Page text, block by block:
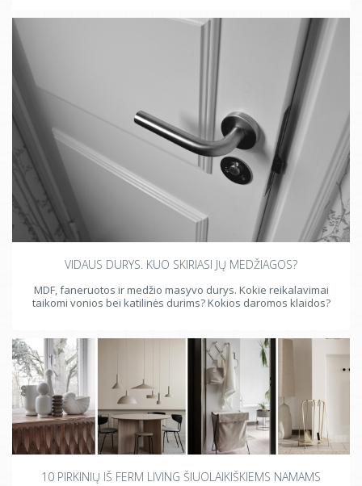
VIDAUS DURYS. KUO SKIRIASI JŲ MEDŽIAGOS?
MDF, faneruotos ir medžio masyvo durys. Kokie reikalavimai
taikomi vonios bei katilinės durims? Kokios daromos klaidos?
10 PIRKINIŲ IŠ FERM LIVING ŠIUOLAIKIŠKIEMS NAMAMS